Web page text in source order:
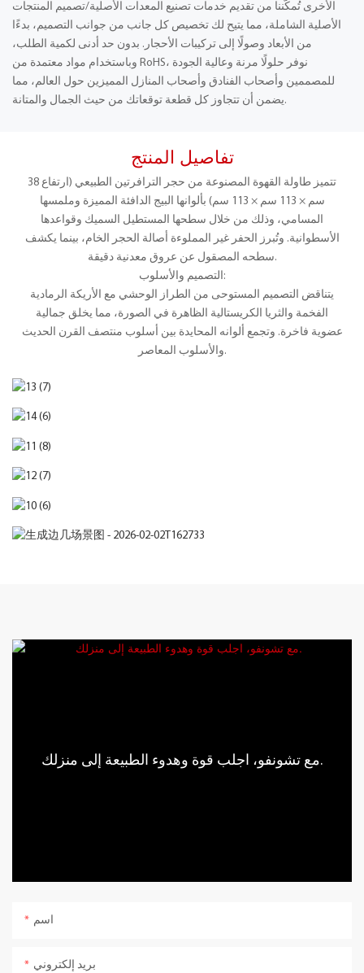
الأخرى تُمكّننا من تقديم خدمات تصنيع المعدات الأصلية/تصميم المنتجات
الأصلية الشاملة، مما يتيح لك تخصيص كل جانب من جوانب التصميم، بدءًا
من الأبعاد وصولًا إلى تركيبات الأحجار. بدون حد أدنى لكمية الطلب،
وباستخدام مواد معتمدة من RoHS، نوفر حلولًا مرنة وعالية الجودة
للمصممين وأصحاب الفنادق وأصحاب المنازل المميزين حول العالم، مما
يضمن أن تتجاوز كل قطعة توقعاتك من حيث الجمال والمتانة.
تفاصيل المنتج
تتميز طاولة القهوة المصنوعة من حجر الترافرتين الطبيعي (ارتفاع 38
سم × 113 سم × 113 سم) بألوانها البيج الدافئة المميزة وملمسها
المسامي، وذلك من خلال سطحها المستطيل السميك وقواعدها
الأسطوانية. وتُبرز الحفر غير المملوءة أصالة الحجر الخام، بينما يكشف
سطحه المصقول عن عروق معدنية دقيقة.
التصميم والأسلوب:
يتناقض التصميم المستوحى من الطراز الوحشي مع الأريكة الرمادية
الفخمة والثريا الكريستالية الظاهرة في الصورة، مما يخلق جمالية
عضوية فاخرة. وتجمع ألوانه المحايدة بين أسلوب منتصف القرن الحديث
والأسلوب المعاصر.
مع تشونفو، اجلب قوة وهدوء الطبيعة إلى منزلك.
اسم
بريد إلكتروني